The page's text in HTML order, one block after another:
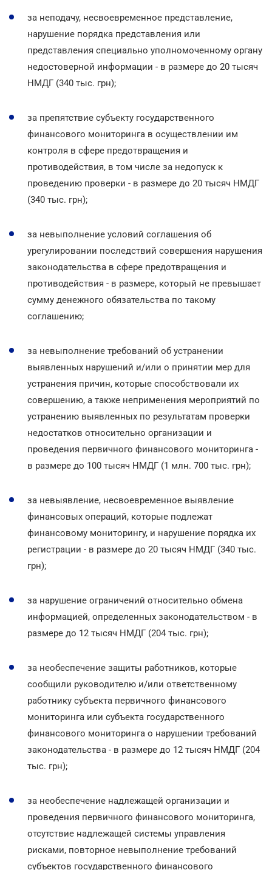
за неподачу, несвоевременное представление,
нарушение порядка представления или
представления специально уполномоченному органу
недостоверной информации - в размере до 20 тысяч
НМДГ (340 тыс. грн);
за препятствие субъекту государственного
финансового мониторинга в осуществлении им
контроля в сфере предотвращения и
противодействия, в том числе за недопуск к
проведению проверки - в размере до 20 тысяч НМДГ
(340 тыс. грн);
за невыполнение условий соглашения об
урегулировании последствий совершения нарушения
законодательства в сфере предотвращения и
противодействия - в размере, который не превышает
сумму денежного обязательства по такому
соглашению;
за невыполнение требований об устранении
выявленных нарушений и/или о принятии мер для
устранения причин, которые способствовали их
совершению, а также неприменения мероприятий по
устранению выявленных по результатам проверки
недостатков относительно организации и
проведения первичного финансового мониторинга -
в размере до 100 тысяч НМДГ (1 млн. 700 тыс. грн);
за невыявление, несвоевременное выявление
финансовых операций, которые подлежат
финансовому мониторингу, и нарушение порядка их
регистрации - в размере до 20 тысяч НМДГ (340 тыс.
грн);
за нарушение ограничений относительно обмена
информацией, определенных законодательством - в
размере до 12 тысяч НМДГ (204 тыс. грн);
за необеспечение защиты работников, которые
сообщили руководителю и/или ответственному
работнику субъекта первичного финансового
мониторинга или субъекта государственного
финансового мониторинга о нарушении требований
законодательства - в размере до 12 тысяч НМДГ (204
тыс. грн);
за необеспечение надлежащей организации и
проведения первичного финансового мониторинга,
отсутствие надлежащей системы управления
рисками, повторное невыполнение требований
субъектов государственного финансового